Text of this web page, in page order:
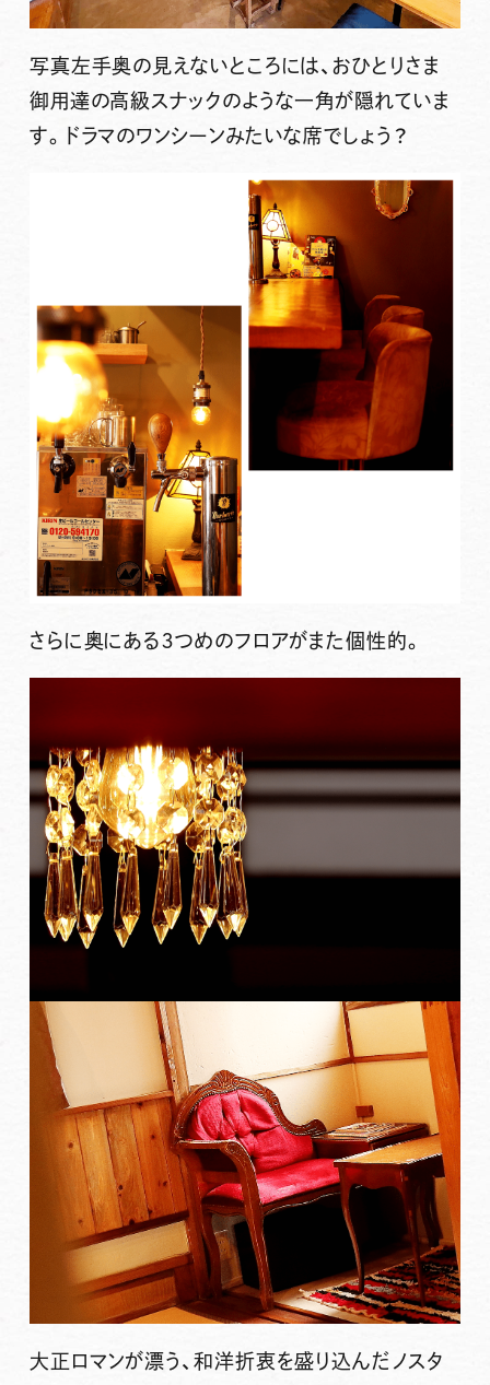
写真左手奥の見えないところには、おひとりさま
御用達の高級スナックのような一角が隠れていま
す。ドラマのワンシーンみたいな席でしょう？
さらに奥にある３つめのフロアがまた個性的。
大正ロマンが漂う、和洋折衷を盛り込んだノスタ